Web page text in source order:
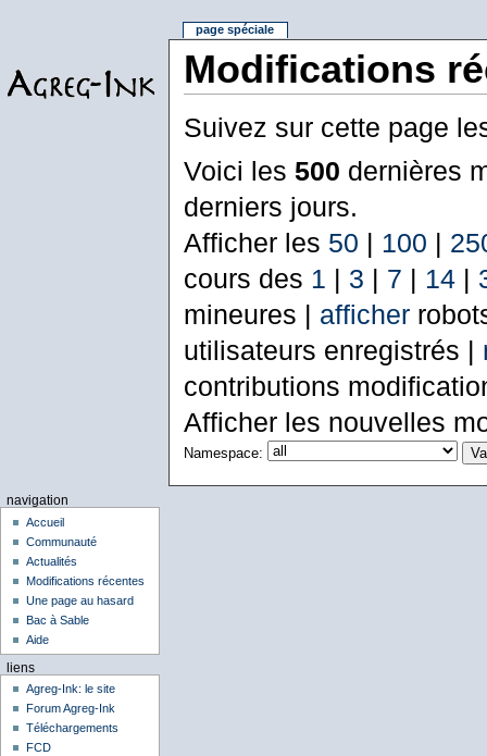
Modifications
Suivez sur cette page
Voici les 500 dernières
derniers jours.
Afficher les 50 | 100 |
cours des 1 | 3 | 7 | 14|
mineures | afficher
utilisateurs enregistrés |
contributions
Afficher les nouvelles
Namespace:
page spéciale
navigation
Accueil
Communauté
Actualités
Modifications récentes
Une page au hasard
Bac à Sable
Aide
liens
Agreg-Ink: le site
Forum Agreg-Ink
Téléchargements
FCD